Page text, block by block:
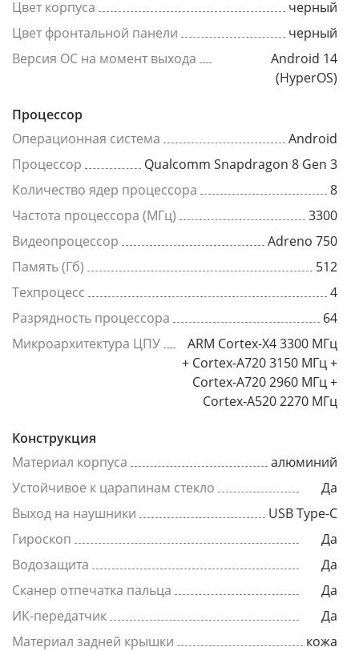
Цвет корпуса
черный
Цвет фронтальной панели
черный
Версия ОС на момент выхода
Android 14
(HyperOS)
Процессор
Операционная система
Android
Процессор
Qualcomm Snapdragon 8 Gen 3
Количество ядер процессора
8
Частота процессора (МГц)
3300
Видеопроцессор
Adreno 750
Память (Гб)
512
Техпроцесс
4
Разрядность процессора
64
Микроархитектура ЦПУ
ARM Cortex-X4 3300 МГц
+ Cortex-A720 3150 МГц +
Cortex-A720 2960 МГц +
Cortex-A520 2270 МГц
Конструкция
Материал корпуса
алюминий
Устойчивое к царапинам стекло
Да
Выход на наушники
USB Type-C
Гироскоп
Да
Водозащита
Да
Сканер отпечатка пальца
Да
ИК-передатчик
Да
Материал задней крышки
кожа